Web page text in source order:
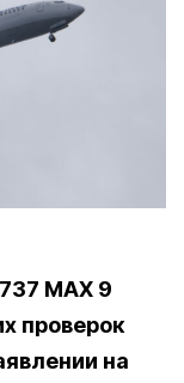
MAX 9
проверок
на